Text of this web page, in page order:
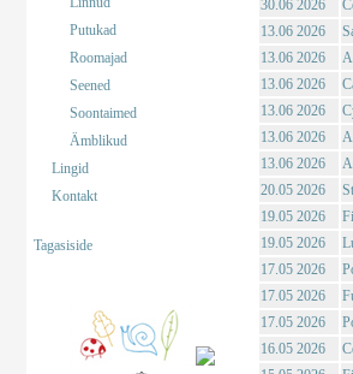
Putukad
Roomajad
Seened
Soontaimed
Ämblikud
Lingid
Kontakt
Tagasiside
30.06 2026
13.06 2026
13.06 2026
13.06 2026
13.06 2026
13.06 2026
13.06 2026
20.05 2026
19.05 2026
19.05 2026
17.05 2026
17.05 2026
17.05 2026
16.05 2026